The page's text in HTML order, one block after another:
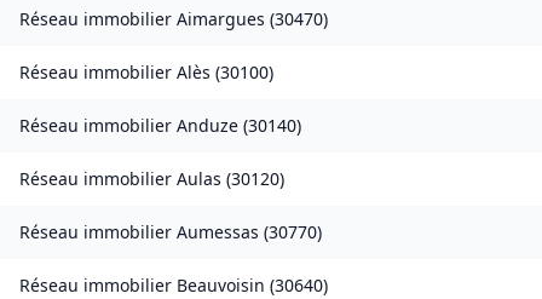
Réseau immobilier Aimargues (30470)
Réseau immobilier Alès (30100)
Réseau immobilier Anduze (30140)
Réseau immobilier Aulas (30120)
Réseau immobilier Aumessas (30770)
Réseau immobilier Beauvoisin (30640)